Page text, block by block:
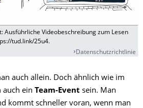
Ausführliche Videobeschreibung zum Lesen
tud.link/25u4.
Datenschutzrichtlinie
auch allein. Doch ähnlich wie im
auch ein Team-Event sein. Man
kommt schneller voran, wenn man